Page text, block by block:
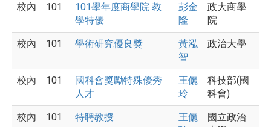
校內 101
101學年度商學院 教
學特優
彭金
隆
政大商學
院
校內 101 學術研究優良獎
黃泓
智
政治大學
校內 101
國科會獎勵特殊優秀
人才
王儷
玲
科技部(國
科會)
校內 101 特聘教授
王儷
國立政治